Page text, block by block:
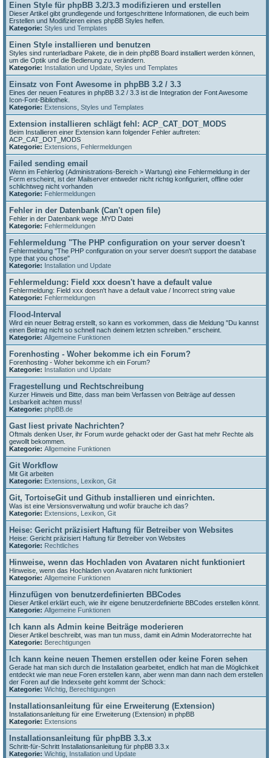
Einen Style für phpBB 3.2/3.3 modifizieren und erstellen
Dieser Artikel gibt grundlegende und fortgeschrittene Informationen, die euch beim
Erstellen und Modifizieren eines phpBB Styles helfen.
Kategorie: Styles und Templates
Einen Style installieren und benutzen
Styles sind runterladbare Pakete, die in dein phpBB Board installiert werden können,
um die Optik und die Bedienung zu verändern.
Kategorie: Installation und Update Styles und Templates
Einsatz von Font Awesome in phpBB 3.2 / 3.3
Eines der neuen Features in phpBB 3.2 / 3.3 ist die Integration der Font Awesome
Icon-Font-Bibliothek.
Kategorie: Extensions Styles und Templates
Extension installieren schlägt fehl: ACP_CAT_DOT_MODS
Beim Installieren einer Extension kann folgender Fehler auftreten:
ACP_CAT_DOT_MODS
Kategorie: Extensions Fehlermeldungen
Failed sending email
Wenn im Fehlerlog (Administrations-Bereich > Wartung) eine Fehlermeldung in der
Form erscheint, ist der Mailserver entweder nicht richtig konfiguriert, offline oder
schlichtweg nicht vorhanden
Kategorie: Fehlermeldungen
Fehler in der Datenbank (Can't open file)
Fehler in der Datenbank wege .MYD Datei
Kategorie: Fehlermeldungen
Fehlermeldung "The PHP configuration on your server doesn't
Fehlermeldung "The PHP configuration on your server doesn't support the database
type that you chose"
Kategorie: Installation und Update
Fehlermeldung: Field xxx doesn't have a default value
Fehlermeldung: Field xxx doesn't have a default value / Incorrect string value
Kategorie: Fehlermeldungen
Flood-Interval
Wird ein neuer Beitrag erstellt, so kann es vorkommen, dass die Meldung "Du kannst
einen Beitrag nicht so schnell nach deinem letzten schreiben." erscheint.
Kategorie: Allgemeine Funktionen
Forenhosting - Woher bekomme ich ein Forum?
Forenhosting - Woher bekomme ich ein Forum?
Kategorie: Installation und Update
Fragestellung und Rechtschreibung
Kurzer Hinweis und Bitte, dass man beim Verfassen von Beiträge auf dessen
Lesbarkeit achten muss!
Kategorie: phpBB.de
Gast liest private Nachrichten?
Oftmals denken User, ihr Forum wurde gehackt oder der Gast hat mehr Rechte als
gewollt bekommen.
Kategorie: Allgemeine Funktionen
Git Workflow
Mit Git arbeiten
Kategorie: Extensions Lexikon Git
Git, TortoiseGit und Github installieren und einrichten.
Was ist eine Versionsverwaltung und wofür brauche ich das?
Kategorie: Extensions Lexikon Git
Heise: Gericht präzisiert Haftung für Betreiber von Websites
Heise: Gericht präzisiert Haftung für Betreiber von Websites
Kategorie: Rechtliches
Hinweise, wenn das Hochladen von Avataren nicht funktioniert
Hinweise, wenn das Hochladen von Avataren nicht funktioniert
Kategorie: Allgemeine Funktionen
Hinzufügen von benutzerdefinierten BBCodes
Dieser Artikel erklärt euch, wie ihr eigene benutzerdefinierte BBCodes erstellen könnt.
Kategorie: Allgemeine Funktionen
Ich kann als Admin keine Beiträge moderieren
Dieser Artikel beschreibt, was man tun muss, damit ein Admin Moderatorrechte hat
Kategorie: Berechtigungen
Ich kann keine neuen Themen erstellen oder keine Foren sehen
Gerade hat man sich durch die Installation gearbeitet, endlich hat man die Möglichkeit
entdeckt wie man neue Foren erstellen kann, aber wenn man dann nach dem erstellen
der Foren auf die Indexseite geht kommt der Schock:
Kategorie: Wichtig Berechtigungen
Installationsanleitung für eine Erweiterung (Extension)
Installationsanleitung für eine Erweiterung (Extension) in phpBB
Kategorie: Extensions
Installationsanleitung für phpBB 3.3.x
Schritt-für-Schritt Installationsanleitung für phpBB 3.3.x
Kategorie: Wichtig Installation und Update